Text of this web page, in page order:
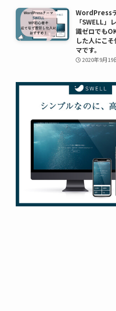
WordPress
「SWELL」
識ゼロでも
した人にこ
マです。
2020年9月19